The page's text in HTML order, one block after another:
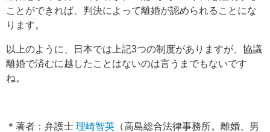
ことができれば、判決によって離婚が認められることにな
ります。
以上のように、日本では上記3つの制度がありますが、協議
離婚で済むに越したことはないのは言うまでもないです
ね。
＊著者：弁護士 理崎智英 （高島総合法律事務所。離婚、男